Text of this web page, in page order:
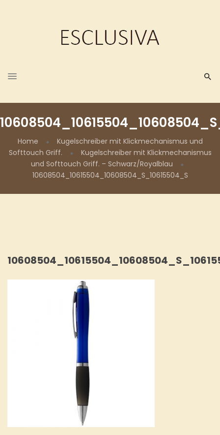
Home
Kugelschreiber mit Klickmechanismus und
Softtouch Griff.
Kugelschreiber mit Klickmechanismus
und Softtouch Griff. – Schwarz/Royalblau
10608504_10615504_10608504_S_10615504_S